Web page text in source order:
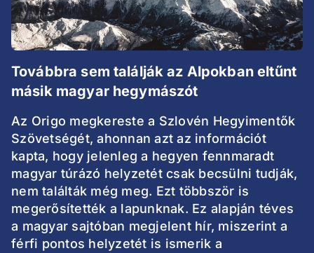
Továbbra sem találják az Alpokban eltűnt
másik magyar hegymászót
Az Origo megkereste a Szlovén Hegyimentők
Szövetségét, ahonnan azt az információt
kapta, hogy jelenleg a hegyen fennmaradt
magyar túrázó helyzetét csak becsülni tudják,
nem találták még meg. Ezt többször is
megerősítették a lapunknak. Ez alapján téves
a magyar sajtóban megjelent hír, miszerint a
férfi pontos helyzetét is ismerik a